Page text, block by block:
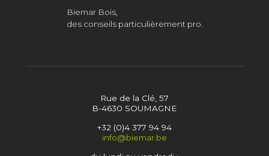
Biemar Bois,
des conseils particulièrement pro.
Rue de la Clé, 57
B-4630 SOUMAGNE
+32 (0)4 377 94 94
info@biemar.be